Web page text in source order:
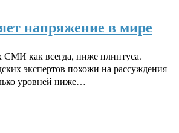
напряжение в мире
СМИ как всегда, ниже плинтуса.
экспертов похожи на рассуждения
уровней ниже…